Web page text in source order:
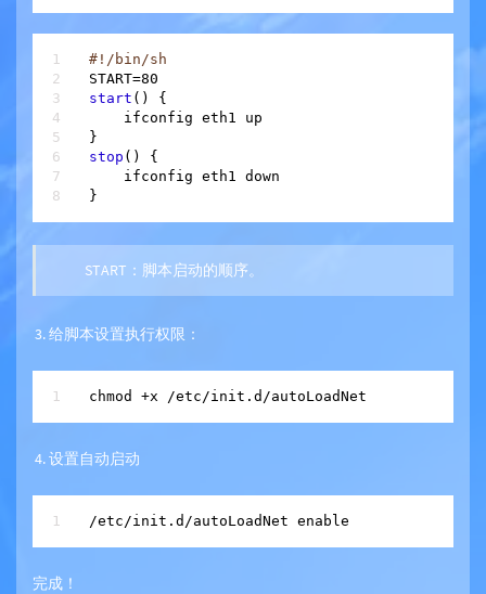
#!/bin/sh
start () {
    ifconfig eth1 up
stop () {
    ifconfig eth1 down
START：脚本启动的顺序。
给脚本设置执行权限：
chmod +x /etc /
设置自动启动
/etc /
完成！